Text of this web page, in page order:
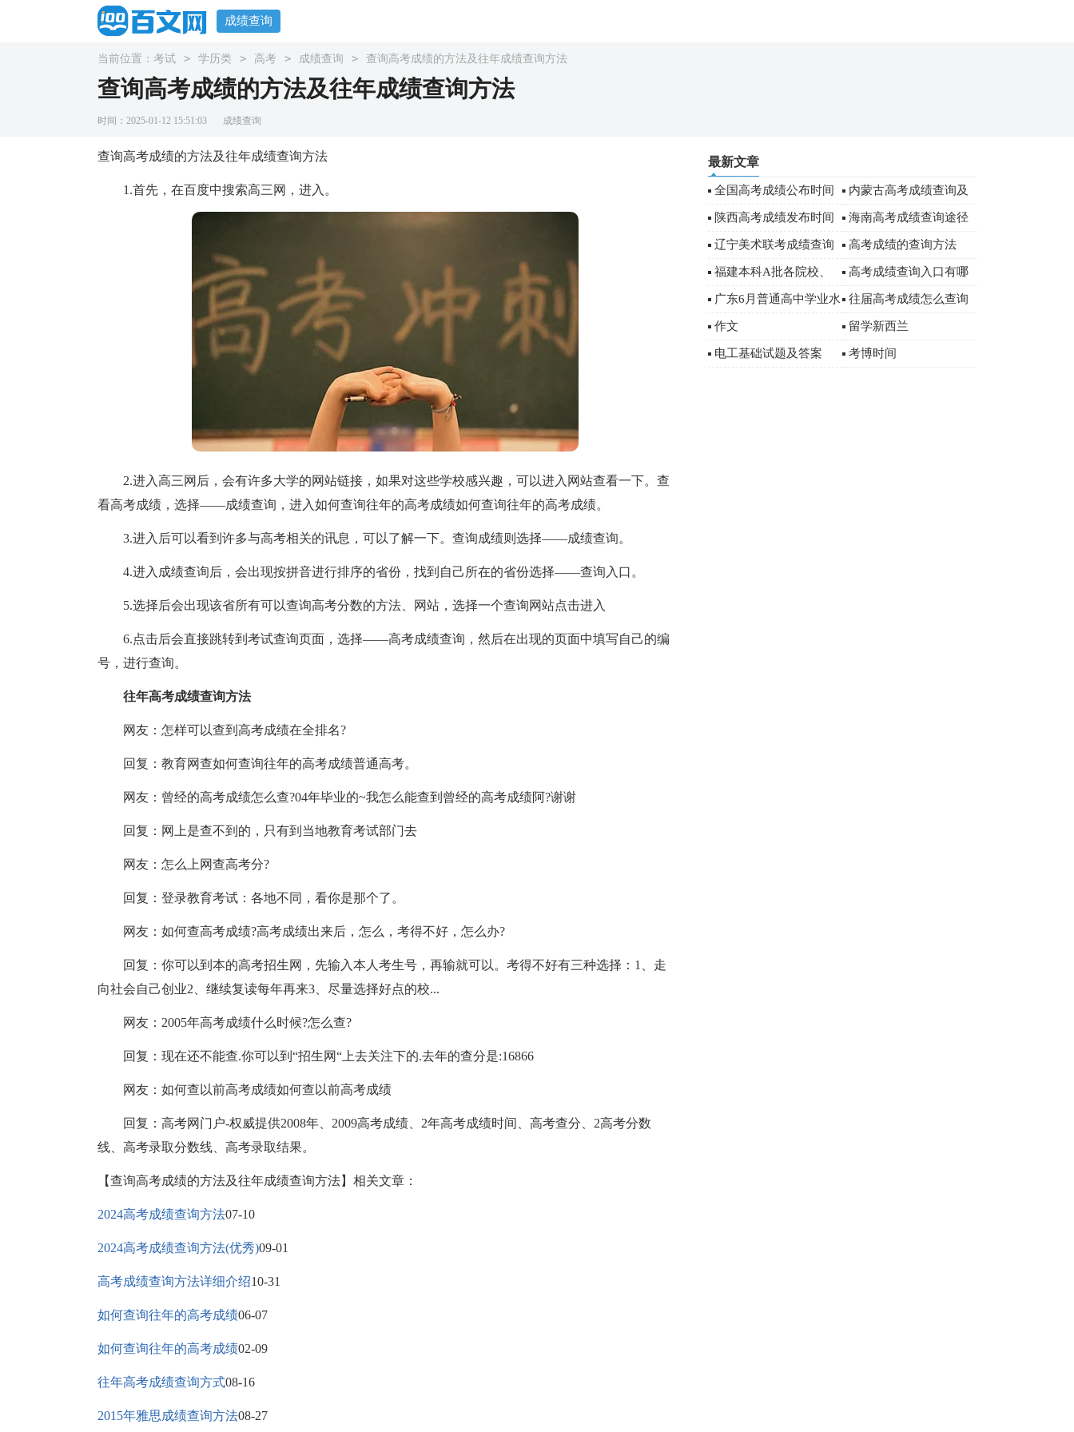
成绩查询
当前位置： 考试 > 学历类 > 高考 > 成绩查询 > 查询高考成绩的方法及往年成绩查询方法
查询高考成绩的方法及往年成绩查询方法
时间：2025-01-12 15:51:03 成绩查询
查询高考成绩的方法及往年成绩查询方法
1.首先，在百度中搜索高三网，进入。
2.进入高三网后，会有许多大学的网站链接，如果对这些学校感兴趣，可以进入网站查看一下。查
看高考成绩，选择――成绩查询，进入如何查询往年的高考成绩如何查询往年的高考成绩。
3.进入后可以看到许多与高考相关的讯息，可以了解一下。查询成绩则选择――成绩查询。
4.进入成绩查询后，会出现按拼音进行排序的省份，找到自己所在的省份选择――查询入口。
5.选择后会出现该省所有可以查询高考分数的方法、网站，选择一个查询网站点击进入
6.点击后会直接跳转到考试查询页面，选择――高考成绩查询，然后在出现的页面中填写自己的编
号，进行查询。
往年高考成绩查询方法
网友：怎样可以查到高考成绩在全排名?
回复：教育网查如何查询往年的高考成绩普通高考。
网友：曾经的高考成绩怎么查?04年毕业的~我怎么能查到曾经的高考成绩阿?谢谢
回复：网上是查不到的，只有到当地教育考试部门去
网友：怎么上网查高考分?
回复：登录教育考试：各地不同，看你是那个了。
网友：如何查高考成绩?高考成绩出来后，怎么，考得不好，怎么办?
回复：你可以到本的高考招生网，先输入本人考生号，再输就可以。考得不好有三种选择：1、走
向社会自己创业2、继续复读每年再来3、尽量选择好点的校...
网友：2005年高考成绩什么时候?怎么查?
回复：现在还不能查.你可以到“招生网“上去关注下的.去年的查分是:16866
网友：如何查以前高考成绩如何查以前高考成绩
回复：高考网门户-权威提供2008年、2009高考成绩、2年高考成绩时间、高考查分、2高考分数
线、高考录取分数线、高考录取结果。
【查询高考成绩的方法及往年成绩查询方法】相关文章：
2024高考成绩查询方法07-10
2024高考成绩查询方法(优秀)09-01
高考成绩查询方法详细介绍10-31
如何查询往年的高考成绩06-07
如何查询往年的高考成绩02-09
往年高考成绩查询方式08-16
2015年雅思成绩查询方法08-27
最新文章
全国高考成绩公布时间 内蒙古高考成绩查询及
志愿填报注意事项
陕西高考成绩发布时间
提前
海南高考成绩查询途径
辽宁美术联考成绩查询 高考成绩的查询方法
福建本科A批各院校、
专业录取最低一名考生成
绩信息
高考成绩查询入口有哪
些
广东6月普通高中学业水
平考试成绩公布通知
往届高考成绩怎么查询
作文 留学新西兰
电工基础试题及答案 考博时间